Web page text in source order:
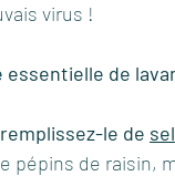
virus !
essentielle de
remplissez-le de
pépins de raisin,